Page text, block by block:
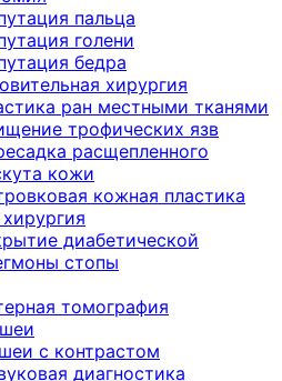
пальца
голени
бедра
хирургия
ран местными тканями
трофических язв
расщепленного
кожи
кожная пластика
диабетической
стопы
томография
с контрастом
диагностика